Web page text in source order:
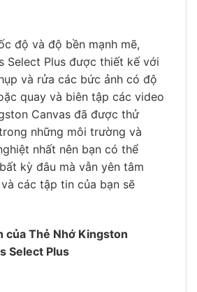
độ và độ bền mạnh mẽ,
Select Plus được thiết kế với
và rửa các bức ảnh có độ
quay và biên tập các video
Canvas đã được thử
những môi trường và
nhất nên bạn có thể
kỳ đâu mà vẫn yên tâm
các tập tin của bạn sẽ
của Thẻ Nhớ Kingston
Select Plus